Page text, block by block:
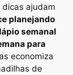
ajudam
planejando
semanal
para
economiza
de